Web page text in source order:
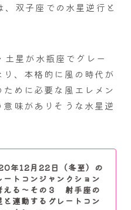
双子座での水星逆行と
星が水瓶座でグレー
、本格的に風の時代が
めに必要な風エレメン
味がありそうな水星逆
年12月22日（冬至）の
ートコンジャンクション
える～その３ 射手座の
と連動するグレートコン